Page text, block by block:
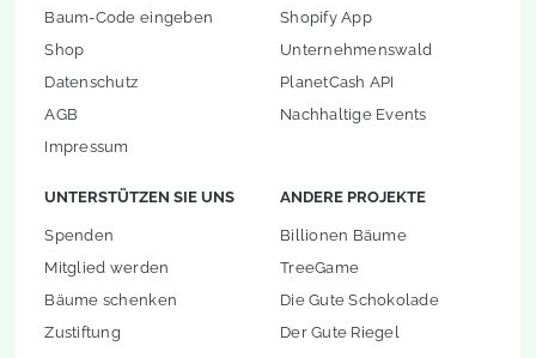
Baum-Code eingeben
Shop
Datenschutz
AGB
Impressum
Shopify App
Unternehmenswald
PlanetCash API
Nachhaltige Events
UNTERSTÜTZEN SIE UNS
Spenden
Mitglied werden
Bäume schenken
Zustiftung
ANDERE PROJEKTE
Billionen Bäume
TreeGame
Die Gute Schokolade
Der Gute Riegel